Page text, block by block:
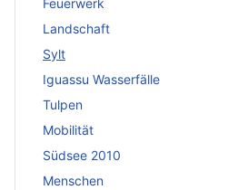
Feuerwerk
Landschaft
Sylt
Iguassu Wasserfälle
Tulpen
Mobilität
Südsee 2010
Menschen